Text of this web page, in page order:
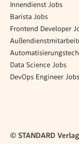
Innendienst Jobs
Barista Jobs
Frontend Developer
Data Science Jobs
DevOps Engineer Jobs
© STANDARD